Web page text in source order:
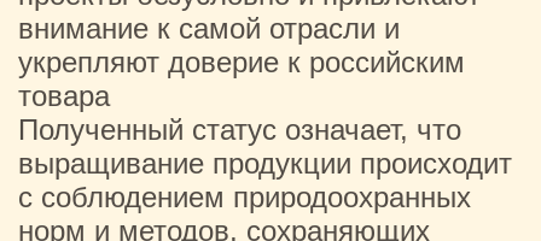
внимание к самой отрасли и
укрепляют доверие к российским
товара
Полученный статус означает, что
выращивание продукции происходит
с соблюдением природоохранных
норм и методов, сохраняющих